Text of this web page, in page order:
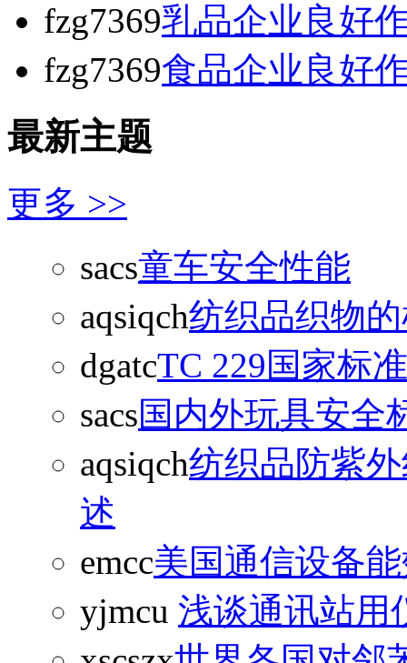
fzg7369乳品企业良好
fzg7369食品企业良好
最新主题
更多 >>
sacs童车安全性能
aqsiqch纺织品织物
dgatcTC 229国家标准
sacs国内外玩具安全
aqsiqch纺织品防紫
述
emcc美国通信设备
yjmcu 浅谈通讯站用